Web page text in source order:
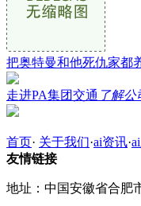
把奥特曼和他死仇家都
走进PA集团交通 了解
首页· 关于我们·ai资讯·
友情链接
地址：中国安徽省合肥